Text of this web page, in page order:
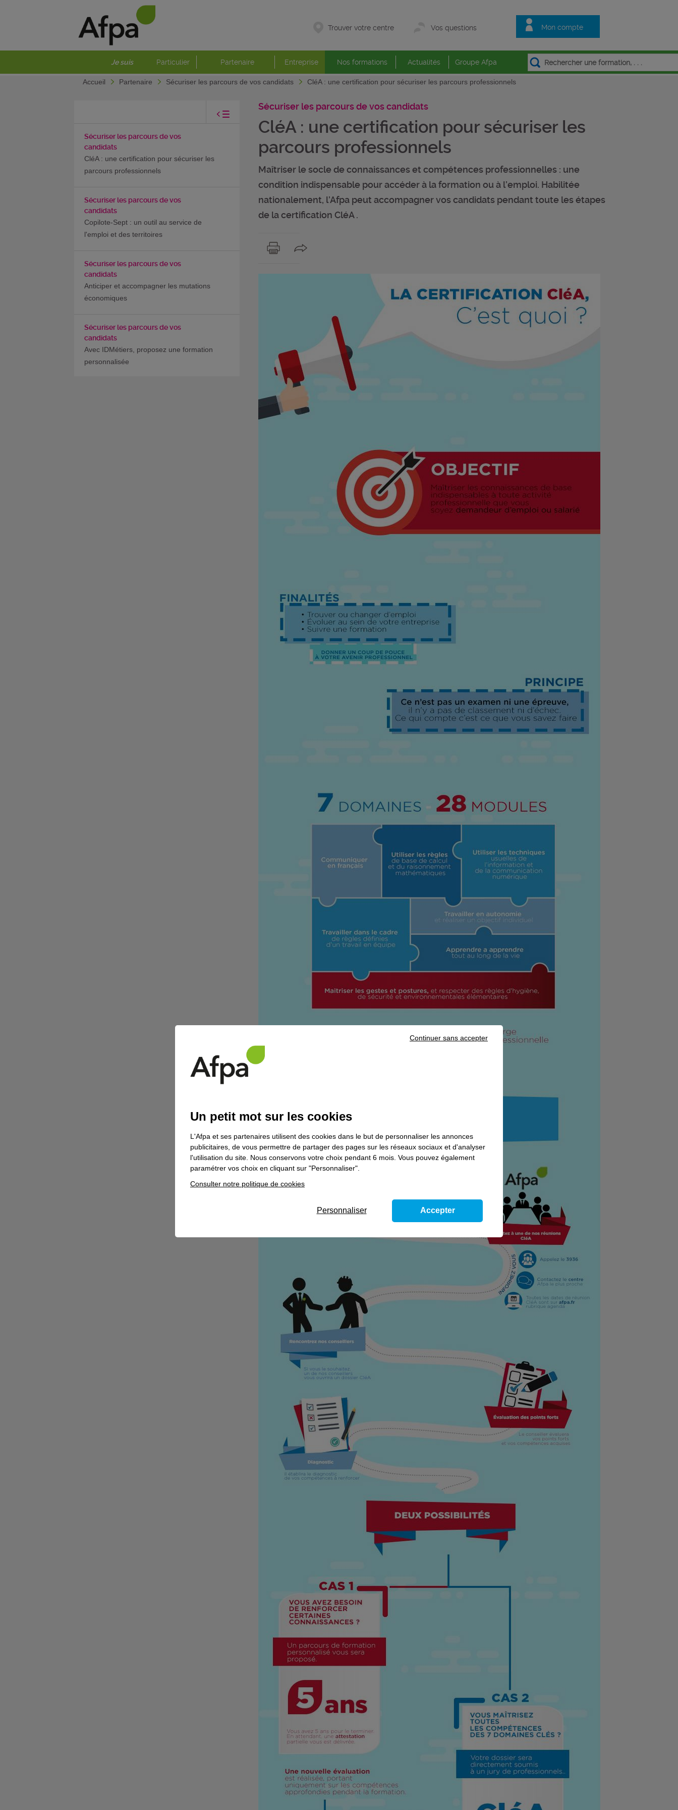
Mon compte
Trouver votre centre Vos questions
Je suis Particulier Partenaire Entreprise Nos formations Actualités Groupe Afpa
Accueil Partenaire Sécuriser les parcours de vos candidats CléA : une certification pour sécuriser les parcours professionnels
Sécuriser les parcours de vos
candidats
CléA : une certification pour sécuriser les
parcours professionnels
Sécuriser les parcours de vos
candidats
Copilote-Sept : un outil au service de
l'emploi et des territoires
Sécuriser les parcours de vos
candidats
Anticiper et accompagner les mutations
économiques
Sécuriser les parcours de vos
candidats
Avec IDMétiers, proposez une formation
personnalisée
Sécuriser les parcours de vos candidats
CléA : une certification pour sécuriser les
parcours professionnels
Maîtriser le socle de connaissances et compétences professionnelles : une
condition indispensable pour accéder à la formation ou à l’emploi. Habilitée
nationalement, l’Afpa peut accompagner vos candidats pendant toute les étapes
de la certification CléA .
Un petit mot sur les cookies
L'Afpa et ses partenaires utilisent des cookies dans le but de personnaliser les annonces
publicitaires, de vous permettre de partager des pages sur les réseaux sociaux et d'analyser
l'utilisation du site. Nous conservons votre choix pendant 6 mois. Vous pouvez également
paramétrer vos choix en cliquant sur "Personnaliser".
Consulter notre politique de cookies
Continuer sans accepter
Personnaliser Accepter